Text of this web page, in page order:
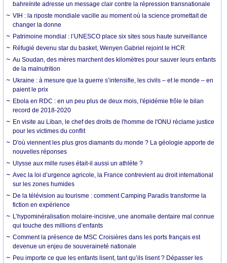
bahreïnite adresse un message clair contre la répression transnationale
VIH : la riposte mondiale vacille au moment où la science promettait de
changer la donne
Patrimoine mondial : l’UNESCO place six sites sous haute surveillance
Réfugié devenu star du basket, Wenyen Gabriel rejoint le HCR
Au Soudan, des mères marchent des kilomètres pour sauver leurs enfants
de la malnutrition
Ukraine : à mesure que la guerre s’intensifie, les civils – et le monde – en
paient le prix
Ebola en RDC : en un peu plus de deux mois, l'épidémie frôle le bilan
record de 2018-2020
En visite au Liban, le chef des droits de l'homme de l'ONU réclame justice
pour les victimes du conflit
D'où viennent les plus gros diamants du monde ? La géologie apporte de
nouvelles réponses
Ulysse aux mille ruses était-il aussi un athlète ?
Avec la loi d’urgence agricole, la France contrevient au droit international
sur les zones humides
De la télévision au tourisme : comment Camping Paradis transforme la
fiction en expérience
L’hypominéralisation molaire-incisive, une anomalie dentaire mal connue
qui touche des millions d’enfants
Comment la présence de MSC Croisières dans les ports français est
devenue un enjeu de souveraineté nationale
Peu importe ce que les enfants lisent, tant qu’ils lisent ? Dépasser les